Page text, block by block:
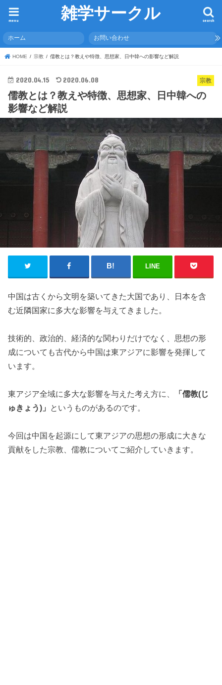
雑学サークル search
menu
ホーム お問い合わせ
HOME 宗教 儒教とは？教えや特徴、思想家、日中韓への影響など解説
宗教
2020.04.15 2020.06.08
儒教とは？教えや特徴、思想家、日中韓への
影響など解説
LINE
中国は古くから文明を築いてきた大国であり、日本を含
む近隣国家に多大な影響を与えてきました。
技術的、政治的、経済的な関わりだけでなく、思想の形
成についても古代から中国は東アジアに影響を発揮して
います。
東アジア全域に多大な影響を与えた考え方に、
「儒教(じ
ゅきょう)」 というものがあるのです。
今回は中国を起源にして東アジアの思想の形成に大きな
貢献をした宗教、儒教についてご紹介していきます。